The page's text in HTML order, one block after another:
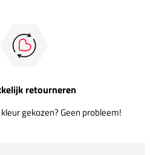
retourneren
gekozen? Geen probleem!